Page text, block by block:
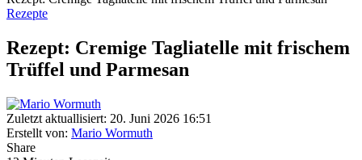
Rezepte
Rezept: Cremige Tagliatelle mit frischem
Trüffel und Parmesan
Zuletzt aktuallisiert: 20. Juni 2026 16:51
Erstellt von: Mario Wormuth
Share